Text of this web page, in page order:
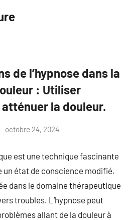
de l’hypnose dans la
: Utiliser
atténuer la douleur.
octobre 24, 2024
est une technique fascinante
un état de conscience modifié.
dans le domaine thérapeutique
troubles. L’hypnose peut
allant de la douleur à